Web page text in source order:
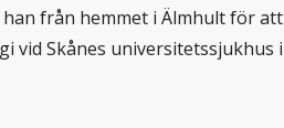
från hemmet i Älmhult för att
vid Skånes universitetssjukhus i